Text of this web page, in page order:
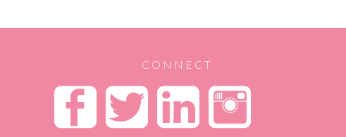
CONNECT